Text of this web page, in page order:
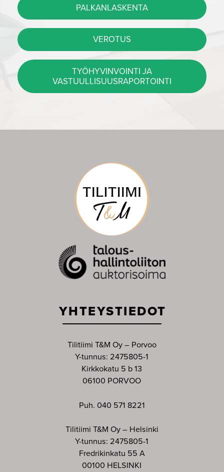
PALKANLASKENTA
VEROTUS
TYÖHYVINVOINTI JA
VASTUULLISUUSRAPORTOINTI
YHTEYSTIEDOT
Tilitiimi T&M Oy – Porvoo
Y-tunnus: 2475805-1
Kirkkokatu 5 b 13
06100 PORVOO
Puh. 040 571 8221
Tilitiimi T&M Oy – Helsinki
Y-tunnus: 2475805-1
Fredrikinkatu 55 A
00100 HELSINKI